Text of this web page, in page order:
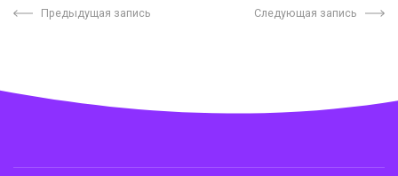
Предыдущая запись Следующая запись